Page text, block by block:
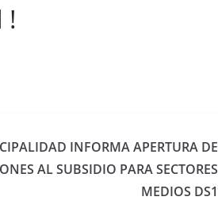
!
INFORMA APERTURA DE
AL SUBSIDIO PARA SECTORES
MEDIOS DS1